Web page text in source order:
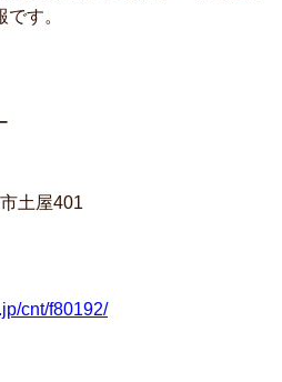
す。
土屋401
cnt/f80192/